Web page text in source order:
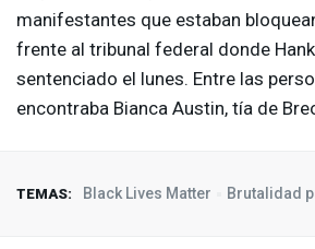
manifestantes que estaban
frente al tribunal federal donde
sentenciado el lunes. Entre las
encontraba Bianca Austin, tía de
TEMAS: Black Lives Matter Brutalidad